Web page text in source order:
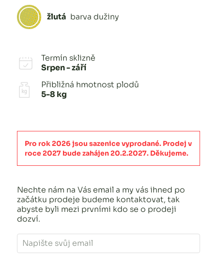
žlutá barva dužiny
Termín sklizně
Srpen - září
Přibližná hmotnost plodů
5-8 kg
Pro rok 2026 jsou sazenice vyprodané. Prodej v
roce 2027 bude zahájen 20.2.2027. Děkujeme.
Nechte nám na Vás email a my vás ihned po
začátku prodeje budeme kontaktovat, tak
abyste byli mezi prvními kdo se o prodeji
dozví.